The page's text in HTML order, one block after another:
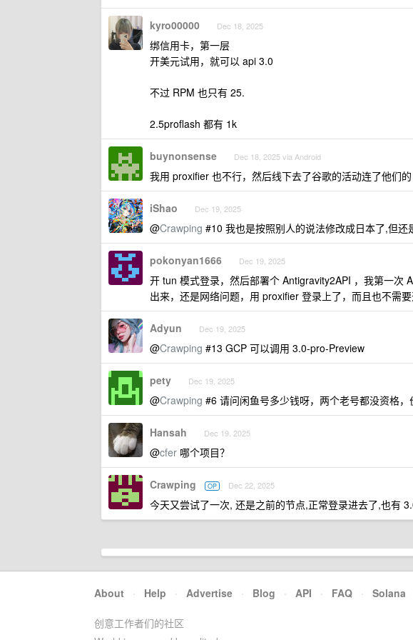
kyro00000 Dec 18, 2025
绑信用卡，第一层
开美元试用，就可以 api 3.0
不过 RPM 也只有 25.
2.5proflash 都有 1k
buynonsense Dec 18, 2025 via Android
我用 proxifier 也不行，然后线下去了谷歌的活动连了他们
iShao Dec 19, 2025
@Crawping #10 我也是按照别人的说法修改成日本了,但还
pokonyan1666 Dec 19, 2025
开 tun 模式登录，然后部署个 Antigravity2API ，我第一次
出来，还是网络问题，用 proxifier 登录上了，而且也不需
Adyun Dec 19, 2025
@Crawping #13 GCP 可以调用 3.0-pro-Preview
pety Dec 19, 2025
@Crawping #6 请问闲鱼号多少钱呀，两个老号都没资格
Hansah Dec 19, 2025
@cfer 哪个项目？
Crawping OP Dec 22, 2025
今天又尝试了一次, 还是之前的节点,正常登录进去了,也有
About · Help · Advertise · Blog · API · FAQ · Solana
创意工作者们的社区